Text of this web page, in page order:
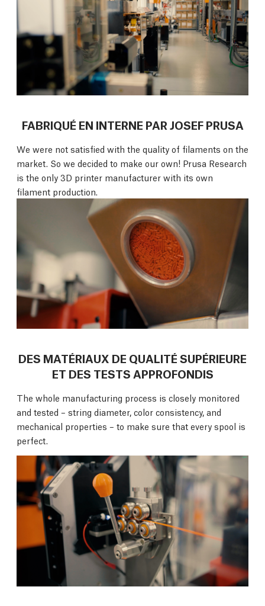
FABRIQUÉ EN INTERNE PAR JOSEF PRUSA
We were not satisfied with the quality of filaments on the
market. So we decided to make our own! Prusa Research
is the only 3D printer manufacturer with its own
filament production.
DES MATÉRIAUX DE QUALITÉ SUPÉRIEURE
ET DES TESTS APPROFONDIS
The whole manufacturing process is closely monitored
and tested – string diameter, color consistency, and
mechanical properties – to make sure that every spool is
perfect.